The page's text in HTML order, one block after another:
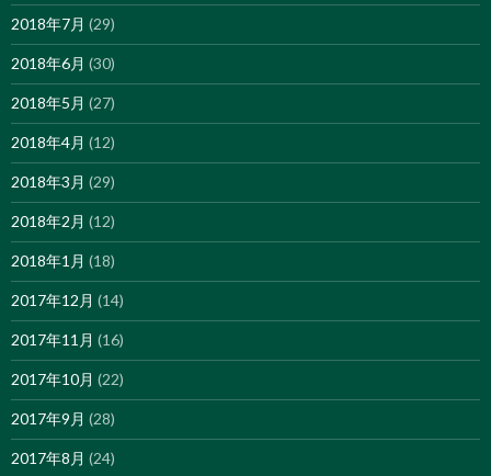
2018年7月 (29)
2018年6月 (30)
2018年5月 (27)
2018年4月 (12)
2018年3月 (29)
2018年2月 (12)
2018年1月 (18)
2017年12月 (14)
2017年11月 (16)
2017年10月 (22)
2017年9月 (28)
2017年8月 (24)